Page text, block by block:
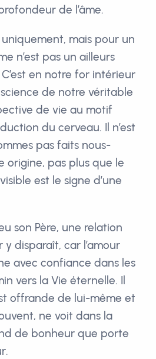
de l’âme.
mais pour un
n’est pas un ailleurs
en notre for intérieur
de notre véritable
de vie au motif
du cerveau. Il n’est
pas faits nous-
origine, pas plus que le
est le signe d’une
son Père, une relation
disparaît, car l’amour
avec confiance dans les
vers la Vie éternelle. Il
offrande de lui-même et
ne voit dans la
de bonheur que porte